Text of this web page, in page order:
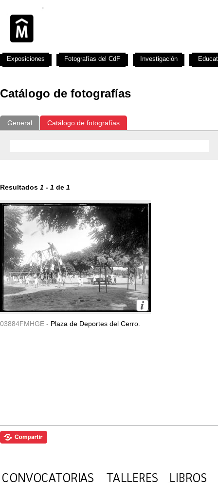
Catálogo de fotografías
General Catálogo de fotografías
Resultados 1 - 1 de 1
03884FMHGE - Plaza de Deportes del Cerro.
Exposiciones Fotografías del CdF Investigación